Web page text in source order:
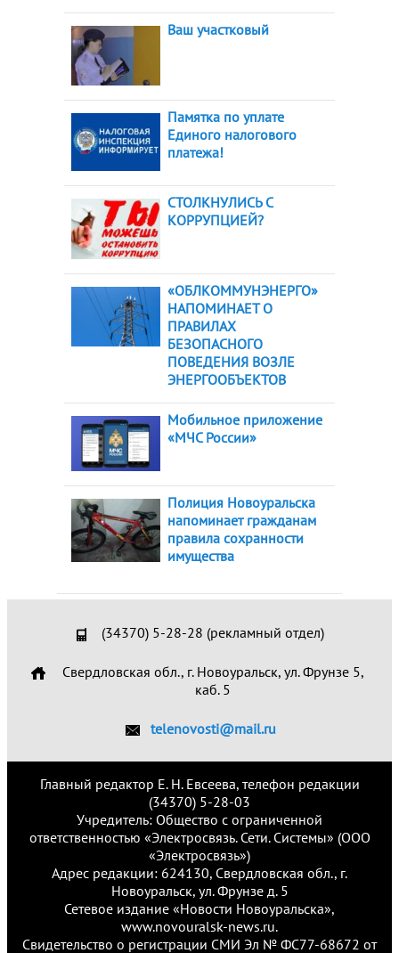
Ваш участковый
Памятка по уплате
Единого налогового
платежа!
СТОЛКНУЛИСЬ С
КОРРУПЦИЕЙ?
«ОБЛКОММУНЭНЕРГО»
НАПОМИНАЕТ О
ПРАВИЛАХ
БЕЗОПАСНОГО
ПОВЕДЕНИЯ ВОЗЛЕ
ЭНЕРГООБЪЕКТОВ
Мобильное приложение
«МЧС России»
Полиция Новоуральска
напоминает гражданам
правила сохранности
имущества
(34370) 5-28-28 (рекламный отдел)
Свердловская обл., г. Новоуральск, ул. Фрунзе 5,
каб. 5
telenovosti@mail.ru
Главный редактор Е. Н. Евсеева, телефон редакции
(34370) 5-28-03
Учредитель: Общество с ограниченной
ответственностью «Электросвязь. Сети. Системы» (ООО
«Электросвязь»)
Адрес редакции: 624130, Свердловская обл., г.
Новоуральск, ул. Фрунзе д. 5
Сетевое издание «Новости Новоуральска»,
www.novouralsk-news.ru.
Свидетельство о регистрации СМИ Эл № ФС77-68672 от